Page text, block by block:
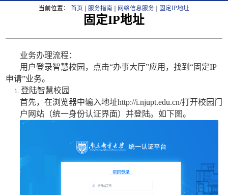
当前位置： 首页 服务指南 网络信息服务 固定IP地址
固定IP地址
业务办理流程：
用户登录智慧校园 ，点击“办事大厅”应用，找到“固定IP
申请”业务。
登陆智慧校园
首先，在浏览器中输入地址http://i.njupt.edu.cn/打开校园门
户网站（统一身份认证界面）并登陆。如下图。